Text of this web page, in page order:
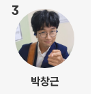
3
박창근